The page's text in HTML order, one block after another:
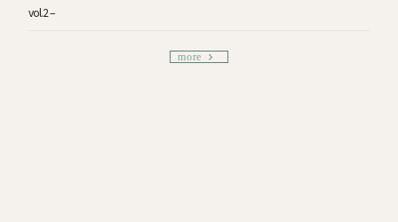
vol.2 –
more